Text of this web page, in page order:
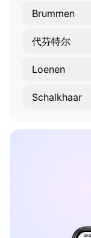
Brummen
代芬特尔
Loenen
Schalkhaar